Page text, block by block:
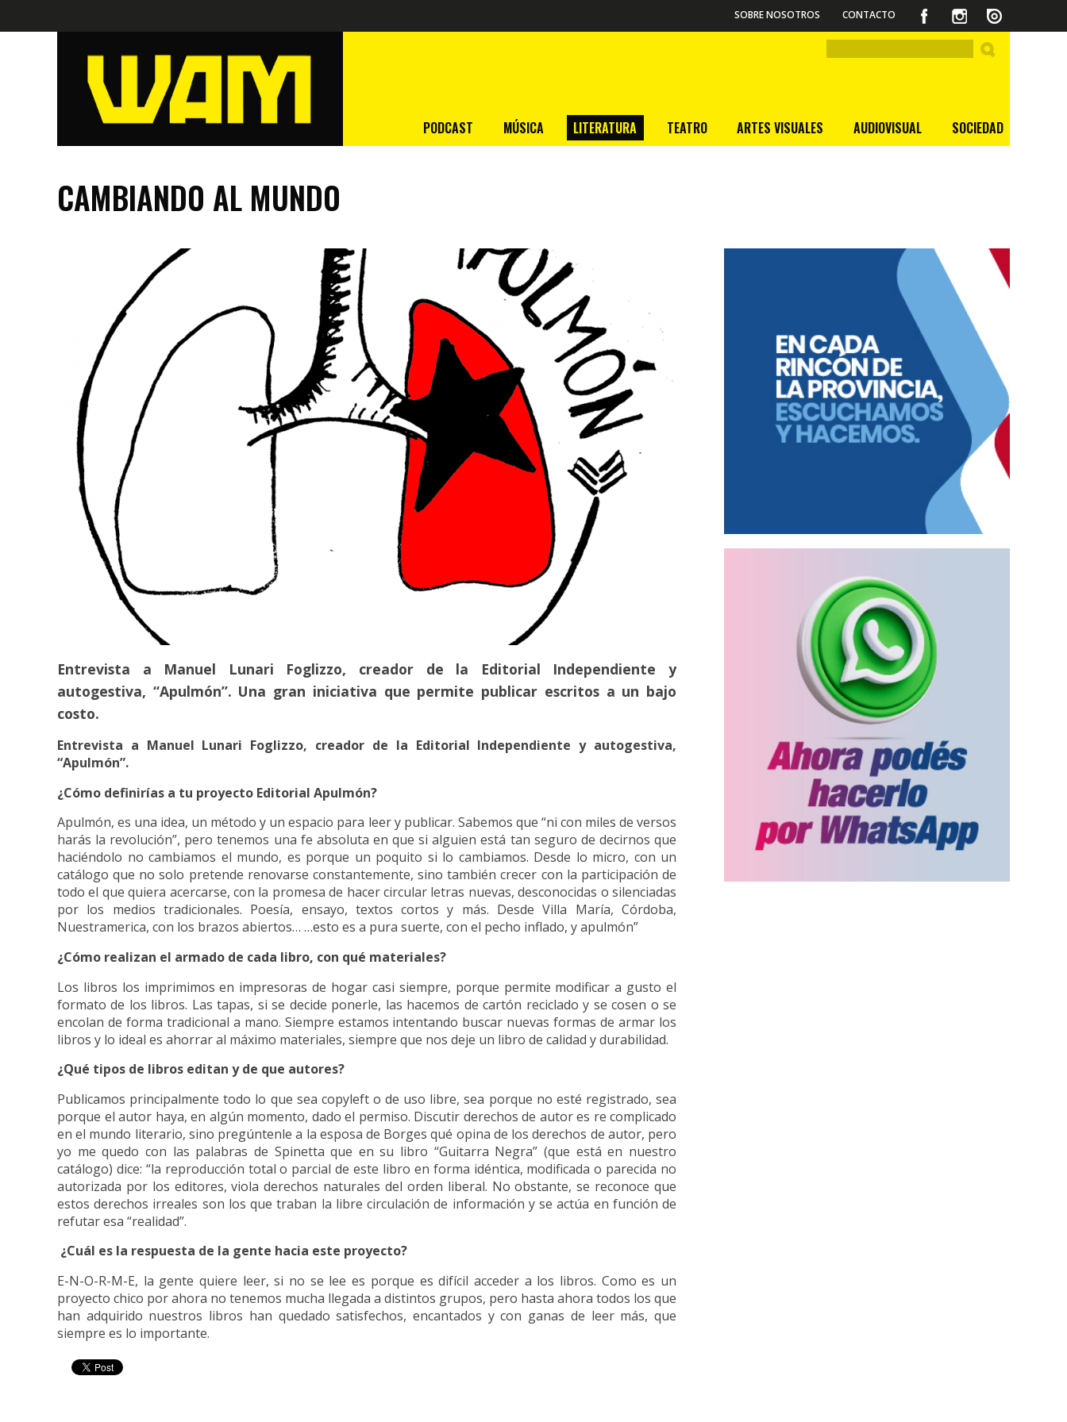
SOBRE NOSOTROS CONTACTO
PODCAST MÚSICA LITERATURA TEATRO ARTES VISUALES AUDIOVISUAL SOCIEDAD
CAMBIANDO AL MUNDO
Entrevista a Manuel Lunari Foglizzo, creador de la Editorial Independiente y
autogestiva, “Apulmón”. Una gran iniciativa que permite publicar escritos a un bajo
costo.
Entrevista a Manuel Lunari Foglizzo, creador de la Editorial Independiente y autogestiva,
“Apulmón”.
¿Cómo definirías a tu proyecto Editorial Apulmón?
Apulmón, es una idea, un método y un espacio para leer y publicar. Sabemos que “ni con miles de versos
harás la revolución”, pero tenemos una fe absoluta en que si alguien está tan seguro de decirnos que
haciéndolo no cambiamos el mundo, es porque un poquito si lo cambiamos. Desde lo micro, con un
catálogo que no solo pretende renovarse constantemente, sino también crecer con la participación de
todo el que quiera acercarse, con la promesa de hacer circular letras nuevas, desconocidas o silenciadas
por los medios tradicionales. Poesía, ensayo, textos cortos y más. Desde Villa María, Córdoba,
Nuestramerica, con los brazos abiertos… …esto es a pura suerte, con el pecho inflado, y apulmón”
¿Cómo realizan el armado de cada libro, con qué materiales?
Los libros los imprimimos en impresoras de hogar casi siempre, porque permite modificar a gusto el
formato de los libros. Las tapas, si se decide ponerle, las hacemos de cartón reciclado y se cosen o se
encolan de forma tradicional a mano. Siempre estamos intentando buscar nuevas formas de armar los
libros y lo ideal es ahorrar al máximo materiales, siempre que nos deje un libro de calidad y durabilidad.
¿Qué tipos de libros editan y de que autores?
Publicamos principalmente todo lo que sea copyleft o de uso libre, sea porque no esté registrado, sea
porque el autor haya, en algún momento, dado el permiso. Discutir derechos de autor es re complicado
en el mundo literario, sino pregúntenle a la esposa de Borges qué opina de los derechos de autor, pero
yo me quedo con las palabras de Spinetta que en su libro “Guitarra Negra” (que está en nuestro
catálogo) dice: “la reproducción total o parcial de este libro en forma idéntica, modificada o parecida no
autorizada por los editores, viola derechos naturales del orden liberal. No obstante, se reconoce que
estos derechos irreales son los que traban la libre circulación de información y se actúa en función de
refutar esa “realidad”.
¿Cuál es la respuesta de la gente hacia este proyecto?
E-N-O-R-M-E, la gente quiere leer, si no se lee es porque es difícil acceder a los libros. Como es un
proyecto chico por ahora no tenemos mucha llegada a distintos grupos, pero hasta ahora todos los que
han adquirido nuestros libros han quedado satisfechos, encantados y con ganas de leer más, que
siempre es lo importante.